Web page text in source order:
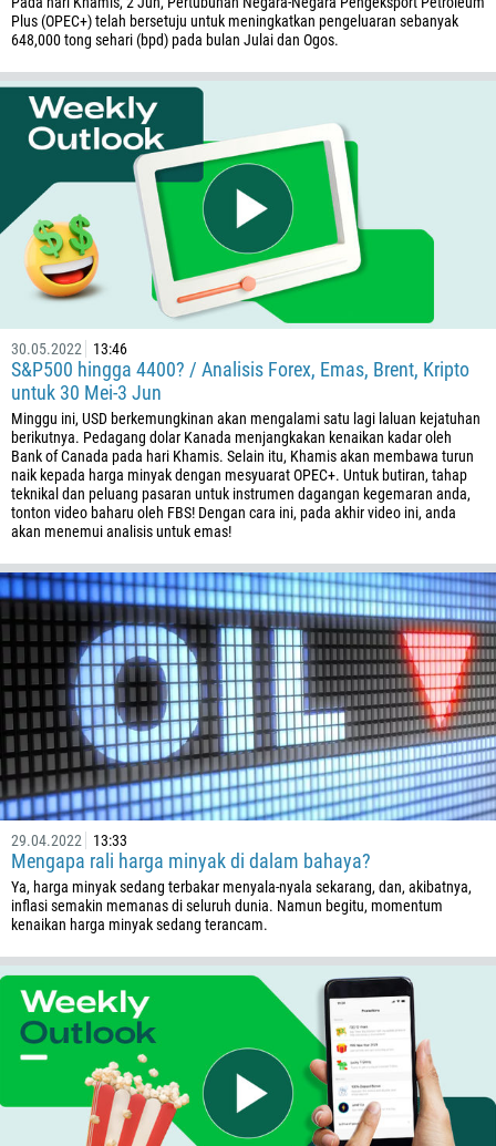
Plus (OPEC+) telah bersetuju untuk meningkatkan pengeluaran sebanyak
648,000 tong sehari (bpd) pada bulan Julai dan Ogos.
30.05.2022 13:46
S&P500 hingga 4400? / Analisis Forex, Emas, Brent, Kripto
untuk 30 Mei-3 Jun
Minggu ini, USD berkemungkinan akan mengalami satu lagi laluan kejatuhan
berikutnya. Pedagang dolar Kanada menjangkakan kenaikan kadar oleh
Bank of Canada pada hari Khamis. Selain itu, Khamis akan membawa turun
naik kepada harga minyak dengan mesyuarat OPEC+. Untuk butiran, tahap
teknikal dan peluang pasaran untuk instrumen dagangan kegemaran anda,
tonton video baharu oleh FBS! Dengan cara ini, pada akhir video ini, anda
akan menemui analisis untuk emas!
29.04.2022 13:33
Mengapa rali harga minyak di dalam bahaya?
Ya, harga minyak sedang terbakar menyala-nyala sekarang, dan, akibatnya,
inflasi semakin memanas di seluruh dunia. Namun begitu, momentum
kenaikan harga minyak sedang terancam.
Nombor telefon
1
93
355
Jadual panggilan
00:00 — 23:00